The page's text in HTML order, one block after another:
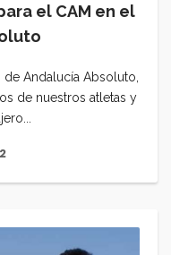
el CAM en el
Andalucía Absoluto,
de nuestros atletas y